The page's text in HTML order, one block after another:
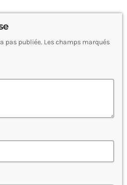
pas publiée. Les champs marqués